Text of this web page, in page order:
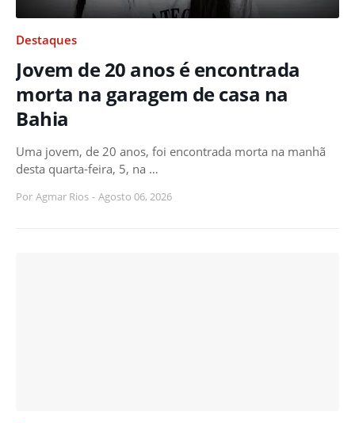
Destaques
Jovem de 20 anos é encontrada
morta na garagem de casa na
Bahia
Uma jovem, de 20 anos, foi encontrada morta na manhã
desta quarta-feira, 5, na …
Por Agmar Rios - Agosto 06, 2026